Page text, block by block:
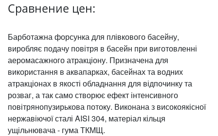
Сравнение цен:
Барботажна форсунка для плівкового басейну,
виробляє подачу повітря в басейн при виготовленні
аеромасажного атракціону. Призначена для
використання в аквапарках, басейнах та водних
атракціонах в якості обладнання для відпочинку та
розваг, а так само створює ефект інтенсивного
повітрянопузирькова потоку. Виконана з високоякісної
нержавіючої сталі AISI 304, матеріал кільця
ущільнювача - гума ТКМЩ.